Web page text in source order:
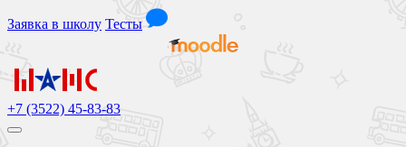
Заявка в школу Тесты
+7 (3522) 45-83-83